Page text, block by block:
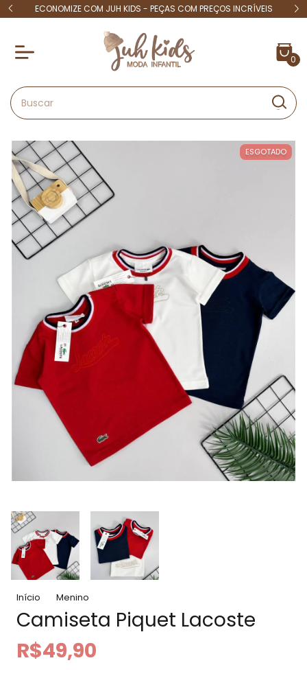
15 ECONOMIZE COM JUH KIDS - PEÇAS COM PREÇOS INCRÍVEIS 4X
0
ESGOTADO
Início Menino
Camiseta Piquet Lacoste
R$49,90